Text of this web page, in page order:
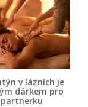
v lázních je
dárkem pro
partnerku